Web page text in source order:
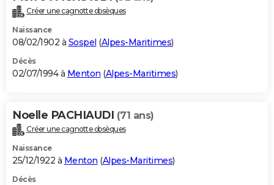
Créer une cagnotte obsèques
Naissance
08/02/1902 à Sospel (Alpes-Maritimes)
Décès
02/07/1994 à Menton (Alpes-Maritimes)
Noelle PACHIAUDI (71 ans)
Créer une cagnotte obsèques
Naissance
25/12/1922 à Menton (Alpes-Maritimes)
Décès